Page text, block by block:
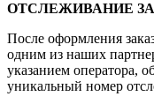
ОТСЛЕЖИВАНИЕ
После оформления
одним из наших
указанием оператора,
уникальный номер